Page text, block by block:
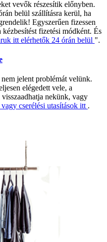
vevők részesítik előnyben.
belül szállításra kerül, ha
Egyszerűen fizessen
fizetési módként. És
itt elérhetők 24 órán belül ".
jelent problémát velünk.
elégedett vele, a
nekünk, vagy
cserélési utasítások itt .